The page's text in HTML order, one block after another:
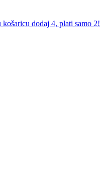
košaricu dodaj 4, plati samo 2!